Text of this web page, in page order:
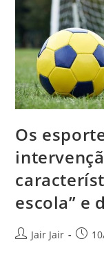
Os
escola” e
Jair Jair